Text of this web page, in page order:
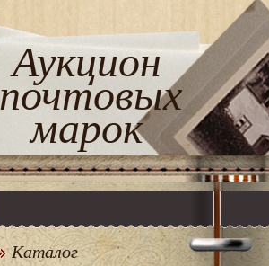
Аукцион
почтовых
марок
Каталог